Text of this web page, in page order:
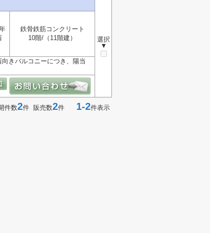
選択
▼
鉄骨鉄筋コンクリート
10階/（11階建）
きバルコニーにつき、陽当
件数2件 販売数2件 1-2件表示